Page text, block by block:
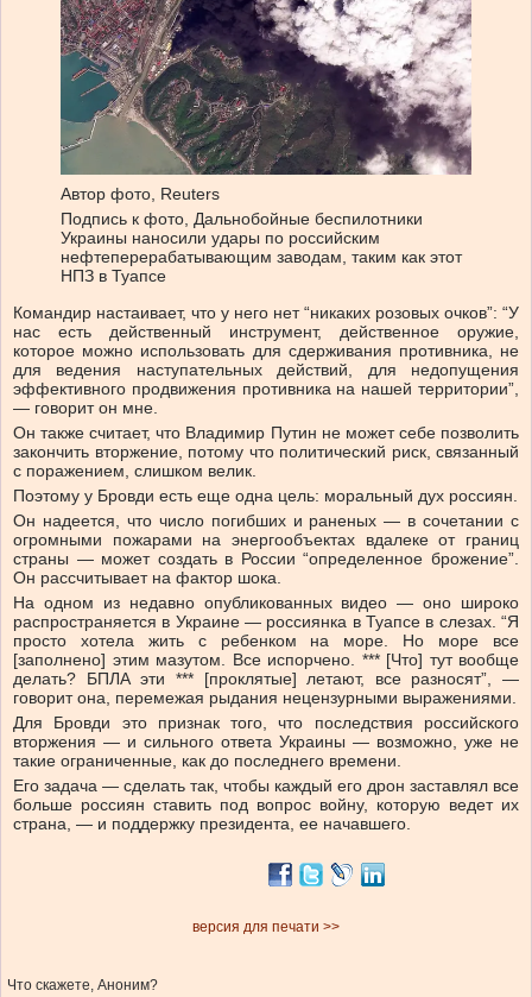
Автор фото, Reuters
Подпись к фото, Дальнобойные беспилотники
Украины наносили удары по российским
нефтеперерабатывающим заводам, таким как этот
НПЗ в Туапсе
Командир настаивает, что у него нет “никаких розовых очков”: “У
нас есть действенный инструмент, действенное оружие,
которое можно использовать для сдерживания противника, не
для ведения наступательных действий, для недопущения
эффективного продвижения противника на нашей территории”,
— говорит он мне.
Он также считает, что Владимир Путин не может себе позволить
закончить вторжение, потому что политический риск, связанный
с поражением, слишком велик.
Поэтому у Бровди есть еще одна цель: моральный дух россиян.
Он надеется, что число погибших и раненых — в сочетании с
огромными пожарами на энергообъектах вдалеке от границ
страны — может создать в России “определенное брожение”.
Он рассчитывает на фактор шока.
На одном из недавно опубликованных видео — оно широко
распространяется в Украине — россиянка в Туапсе в слезах. “Я
просто хотела жить с ребенком на море. Но море все
[заполнено] этим мазутом. Все испорчено. *** [Что] тут вообще
делать? БПЛА эти *** [проклятые] летают, все разносят”, —
говорит она, перемежая рыдания нецензурными выражениями.
Для Бровди это признак того, что последствия российского
вторжения — и сильного ответа Украины — возможно, уже не
такие ограниченные, как до последнего времени.
Его задача — сделать так, чтобы каждый его дрон заставлял все
больше россиян ставить под вопрос войну, которую ведет их
страна, — и поддержку президента, ее начавшего.
версия для печати >>
Что скажете, Аноним?